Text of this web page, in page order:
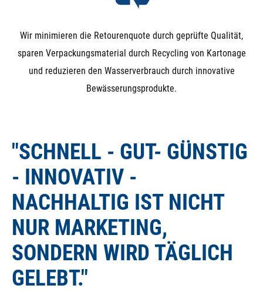
Wir minimieren die Retourenquote durch geprüfte Qualität,
sparen Verpackungsmaterial durch Recycling von Kartonage
und reduzieren den Wasserverbrauch durch innovative
Bewässerungsprodukte.
"SCHNELL - GUT- GÜNSTIG
- INNOVATIV -
NACHHALTIG IST NICHT
NUR MARKETING,
SONDERN WIRD TÄGLICH
GELEBT."